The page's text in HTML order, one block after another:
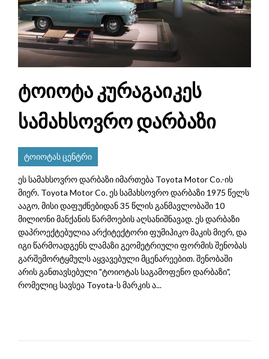
ტოიოტა კურაგაიკეს
სამახსოვრო დარბაზი
ტოიოტას ცენტრი
ეს სამახსოვრო დარბაზი იმართება Toyota Motor Co.-ის
მიერ. Toyota Motor Co. ეს სამახსოვრო დარბაზი 1975 წელს
ააგო, მისი დაფუძნებიდან 35 წლის განმავლობაში 10
მილიონი მანქანის წარმოების აღსანიშნავად. ეს დარბაზი
დაპროექტებულია არქიტექტორი ფუმიჰიკო მაკის მიერ, და
იგი წარმოადგენს ლამაზი გეომეტრიული ფორმის შენობას
გარშემორტყმულს აყვავებული მცენარეებით. შენობაში
არის განთავსებული "ტოიოტას საგამოფენო დარბაზი",
რომელიც სავსეა Toyota-ს მარკის ა...